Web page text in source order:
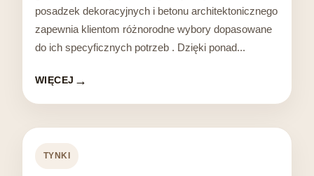
posadzek dekoracyjnych i betonu architektonicznego
zapewnia klientom różnorodne wybory dopasowane
do ich specyficznych potrzeb . Dzięki ponad...
WIĘCEJ
TYNKI